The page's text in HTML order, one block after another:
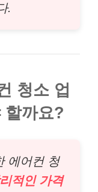
.
청소 업
할까요?
에어컨 청
적인 가격